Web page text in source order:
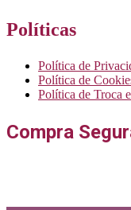
Políticas
Política de
Política de
Política de Troca
Compra